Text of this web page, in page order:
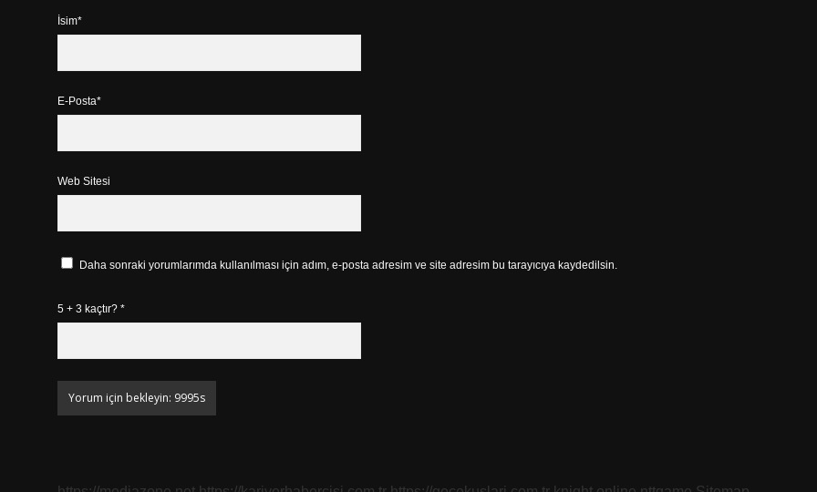
İsim*
E-Posta*
Web Sitesi
Daha sonraki yorumlarımda kullanılması için adım, e-posta adresim ve site adresim bu tarayıcıya kaydedilsin.
5 + 3 kaçtır? *